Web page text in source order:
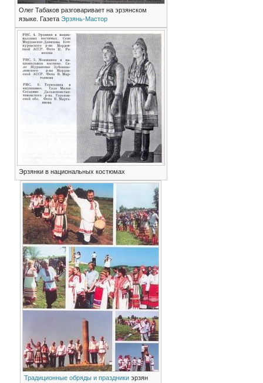
Олег Табаков разговаривает на эрзянском
языке. Газета Эрзянь-Мастор
Эрзянки в национальных костюмах
Традиционные обряды и праздники эрзян